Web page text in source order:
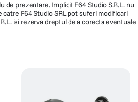
de prezentare. Implicit F64 Studio S.R.L. nu
F64 Studio SRL pot suferi modificari
isi rezerva dreptul de a corecta eventuale